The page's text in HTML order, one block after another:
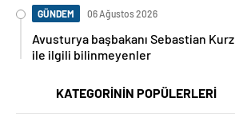
GÜNDEM 06 Ağustos 2026
Avusturya başbakanı Sebastian Kurz
ile ilgili bilinmeyenler
KATEGORİNİN POPÜLERLERİ